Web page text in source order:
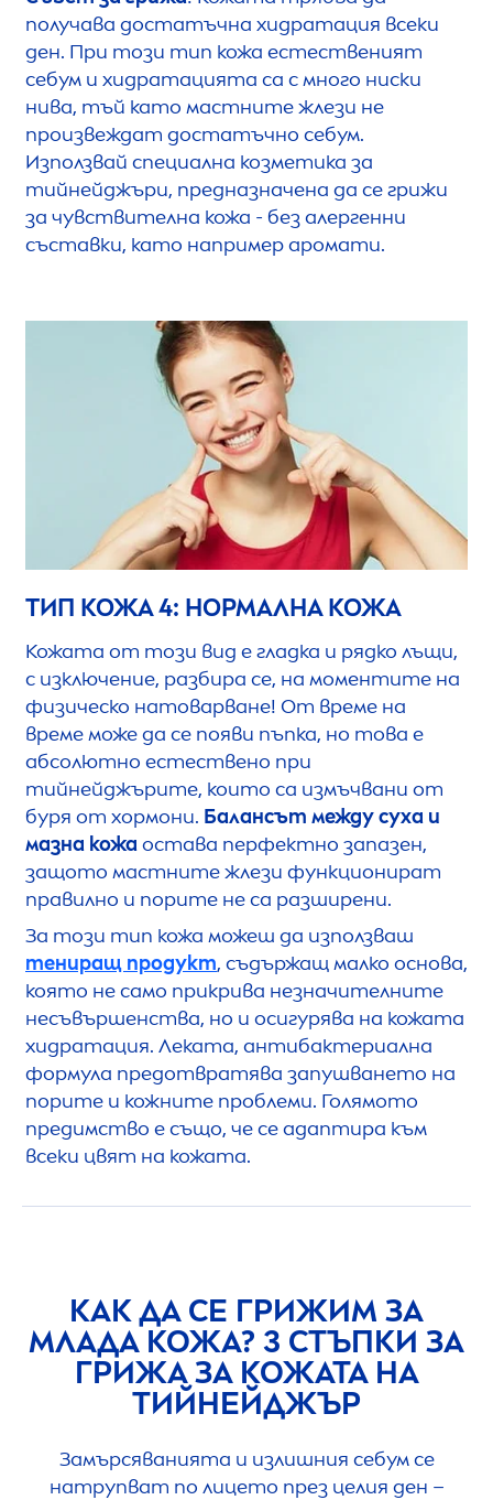
получава достатъчна хидратация всеки
ден. При този тип кожа естественият
себум и хидратацията са с много ниски
нива, тъй като мастните жлези не
произвеждат достатъчно себум.
Използвай специална козметика за
тийнейджъри, предназначена да се грижи
за чувствителна кожа - без алергенни
съставки, като например аромати.
ТИП КОЖА 4: НОРМАЛНА КОЖА
Кожата от този вид е гладка и рядко лъщи,
с изключение, разбира се, на моментите на
физическо натоварване! От време на
време може да се появи пъпка, но това е
абсолютно естествено при
тийнейджърите, които са измъчвани от
буря от хормони. Балансът между суха и
мазна кожаостава перфектно запазен,
защото мастните жлези функционират
правилно и порите не са разширени.
За този тип кожа можеш да използваш
тениращ продукт, съдържащ малко основа,
която не само прикрива незначителните
несъвършенства, но и осигурява на кожата
хидратация. Леката, антибактериална
формула предотвратява запушването на
порите и кожните проблеми. Голямото
предимство е също, че се адаптира към
всеки цвят на кожата.
КАК ДА СЕ ГРИЖИМ ЗА
МЛАДА КОЖА? 3 СТЪПКИ ЗА
ГРИЖА ЗА КОЖАТА НА
ТИЙНЕЙДЖЪР
Замърсяванията и излишния себум се
натрупват по лицето през целия ден –